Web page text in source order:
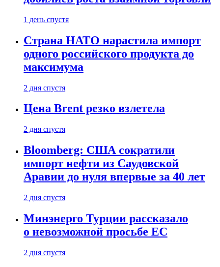
1 день спустя
Страна НАТО нарастила импорт
одного российского продукта до
максимума
2 дня спустя
Цена Brent резко взлетела
2 дня спустя
Bloomberg: США сократили
импорт нефти из Саудовской
Аравии до нуля впервые за 40 лет
2 дня спустя
Минэнерго Турции рассказало
о невозможной просьбе ЕС
2 дня спустя